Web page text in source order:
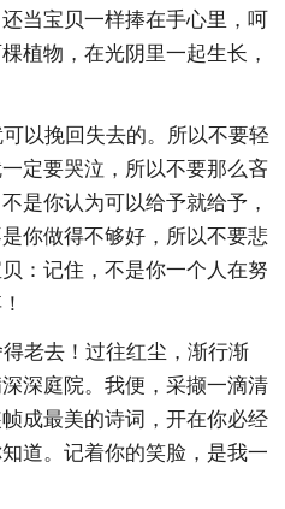
当宝贝一样捧在手心里，呵
植物，在光阴里一起生长，
以挽回失去的。所以不要轻
定要哭泣，所以不要那么吝
是你认为可以给予就给予，
你做得不够好，所以不要悲
：记住，不是你一个人在努
老去！过往红尘，渐行渐
深庭院。我便，采撷一滴清
成最美的诗词，开在你必经
道。记着你的笑脸，是我一